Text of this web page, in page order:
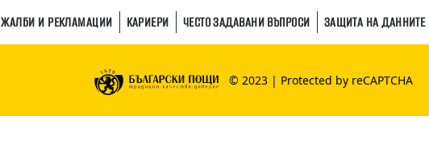
ЖАЛБИ И РЕКЛАМАЦИИ КАРИЕРИ ЧЕСТО ЗАДАВАНИ ВЪПРОСИ ЗАЩИТА НА ДАННИТЕ
© 2023 | Protected by reCAPTCHA